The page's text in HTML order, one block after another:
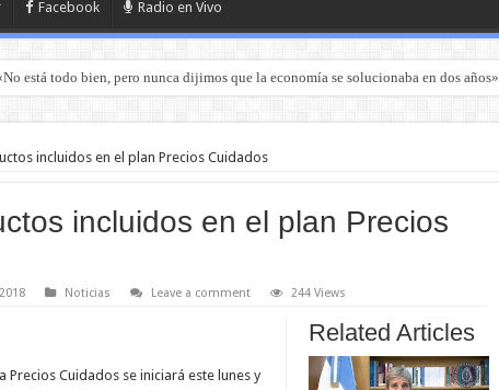
Facebook Radio en Vivo
está todo bien, pero nunca dijimos que la economía se solucionaba en dos años»
incluidos en el plan Precios Cuidados
incluidos en el plan Precios
Noticias Leave a comment 244 Views
Related Articles
Cuidados se iniciará este lunes y